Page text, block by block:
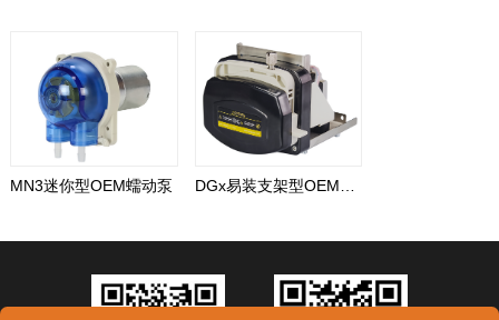
MN3迷你型OEM蠕动泵